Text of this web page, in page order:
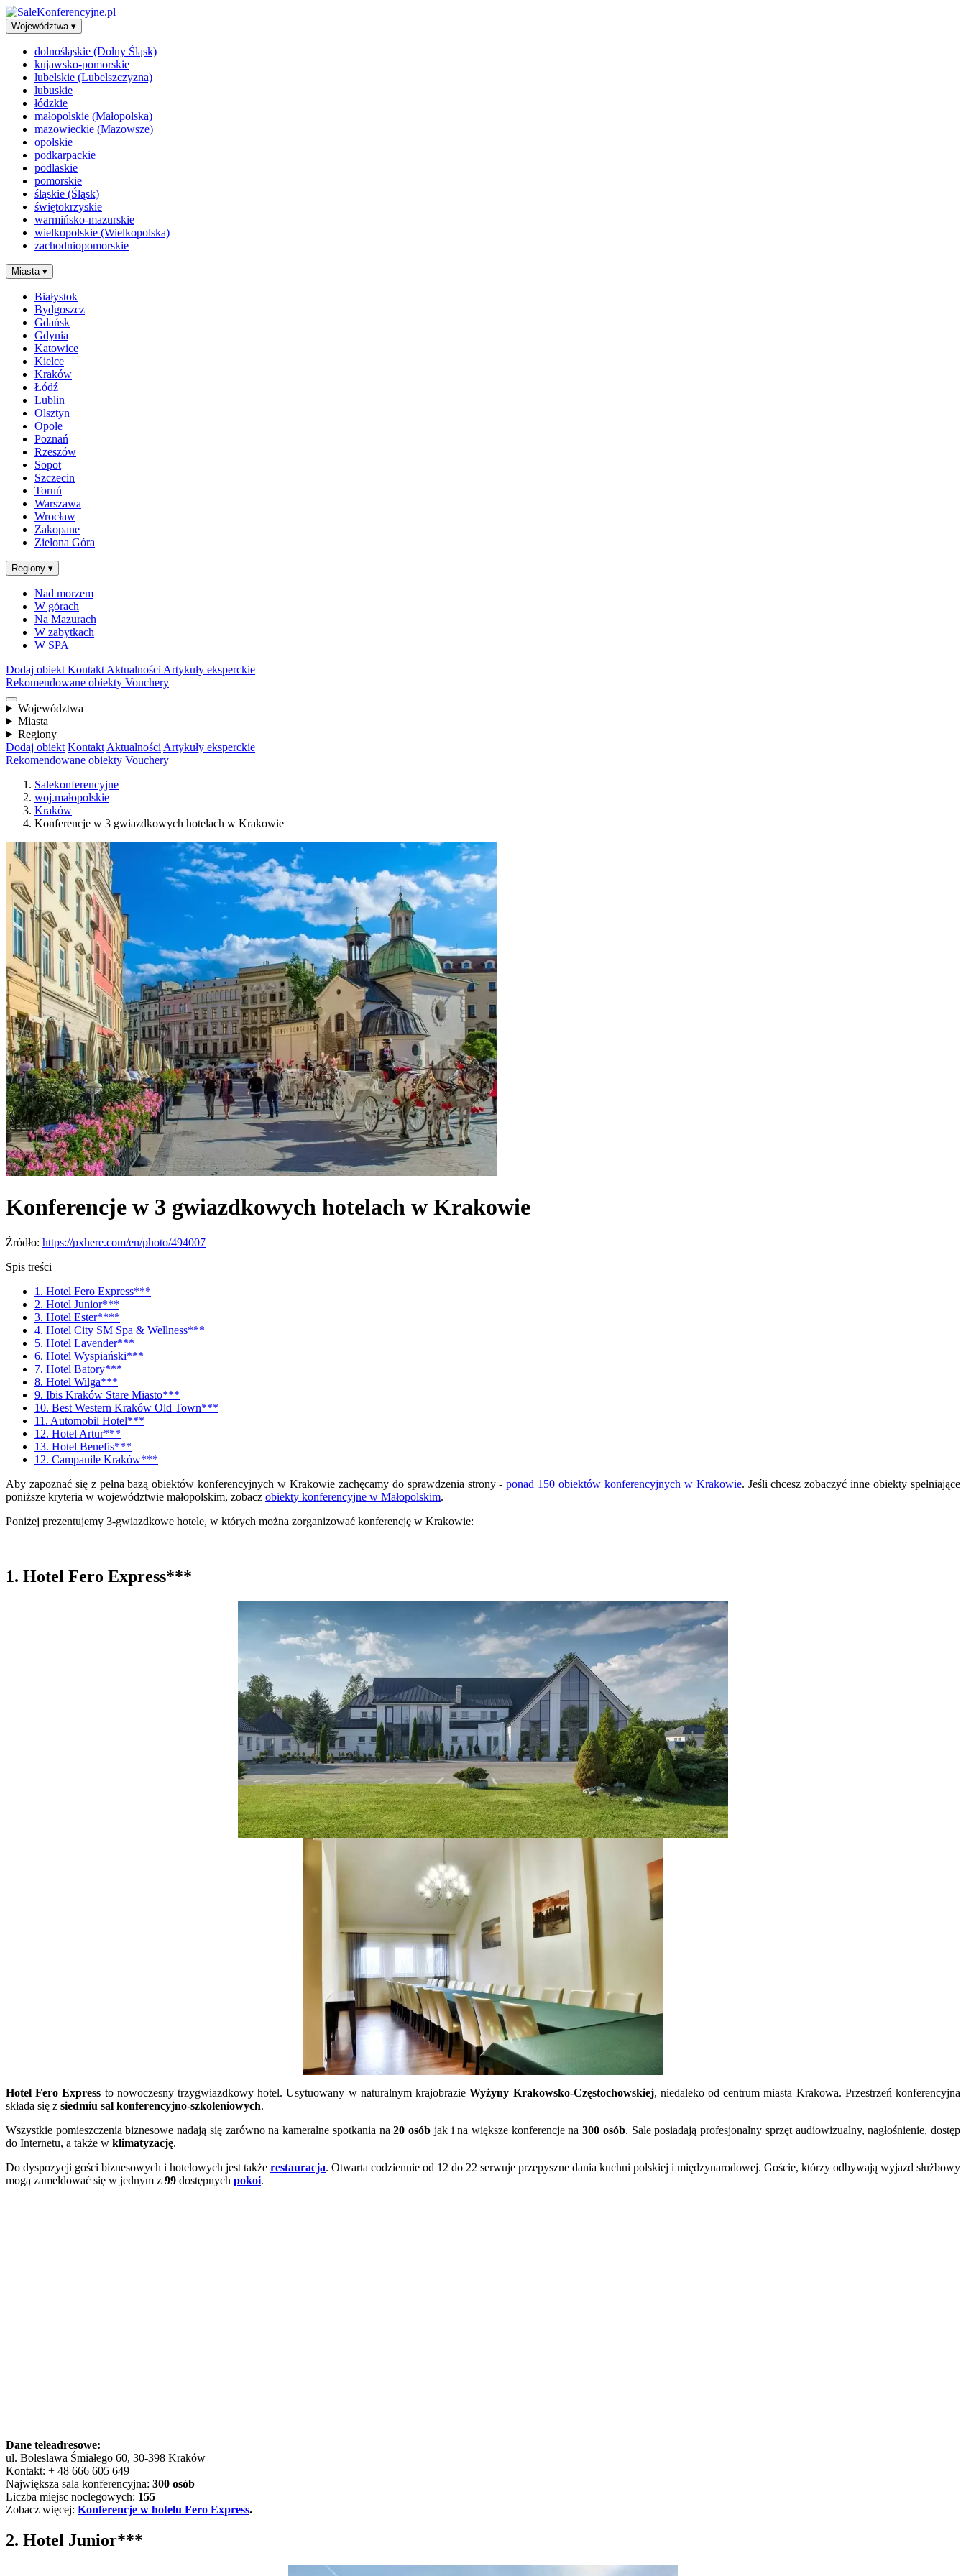
Województwa ▾
dolnośląskie (Dolny Śląsk)
kujawsko-pomorskie
lubelskie (Lubelszczyzna)
lubuskie
łódzkie
małopolskie (Małopolska)
mazowieckie (Mazowsze)
opolskie
podkarpackie
podlaskie
pomorskie
śląskie (Śląsk)
świętokrzyskie
warmińsko-mazurskie
wielkopolskie (Wielkopolska)
zachodniopomorskie
Miasta ▾
Białystok
Bydgoszcz
Gdańsk
Gdynia
Katowice
Kielce
Kraków
Łódź
Lublin
Olsztyn
Opole
Poznań
Rzeszów
Sopot
Szczecin
Toruń
Warszawa
Wrocław
Zakopane
Zielona Góra
Regiony ▾
Nad morzem
W górach
Na Mazurach
W zabytkach
W SPA
Dodaj obiekt Kontakt Aktualności Artykuły eksperckie
Rekomendowane obiekty Vouchery
Województwa
Miasta
Regiony
Dodaj obiekt Kontakt Aktualności Artykuły eksperckie
Rekomendowane obiekty Vouchery
Salekonferencyjne
woj.małopolskie
Kraków
Konferencje w 3 gwiazdkowych hotelach w Krakowie
Konferencje w 3 gwiazdkowych hotelach w Krakowie
Źródło: https://pxhere.com/en/photo/494007
Spis treści
1. Hotel Fero Express***
2. Hotel Junior***
3. Hotel Ester****
4. Hotel City SM Spa & Wellness***
5. Hotel Lavender***
6. Hotel Wyspiański***
7. Hotel Batory***
8. Hotel Wilga***
9. Ibis Kraków Stare Miasto***
10. Best Western Kraków Old Town***
11. Automobil Hotel***
12. Hotel Artur***
13. Hotel Benefis***
12. Campanile Kraków***
Aby zapoznać się z pełna bazą obiektów konferencyjnych w Krakowie zachęcamy do sprawdzenia strony -ponad 150 obiektów konferencyjnych w Krakowie. Jeśli chcesz zobaczyć inne obiekty spełniające
poniższe kryteria w województwie małopolskim, zobacz obiekty konferencyjne w Małopolskim.
Poniżej prezentujemy 3-gwiazdkowe hotele, w których można zorganizować konferencję w Krakowie:
1. Hotel Fero Express***
Hotel Fero Express to nowoczesny trzygwiazdkowy hotel. Usytuowany w naturalnym krajobrazieWyżyny Krakowsko-Częstochowskiej, niedaleko od centrum miasta Krakowa. Przestrzeń konferencyjna
składa się z siedmiu sal konferencyjno-szkoleniowych.
Wszystkie pomieszczenia biznesowe nadają się zarówno na kameralne spotkania na20 osób jak i na większe konferencje na300 osób. Sale posiadają profesjonalny sprzęt audiowizualny, nagłośnienie, dostęp
do Internetu, a także w klimatyzację.
Do dyspozycji gości biznesowych i hotelowych jest także restauracja. Otwarta codziennie od 12 do 22 serwuje przepyszne dania kuchni polskiej i międzynarodowej. Goście, którzy odbywają wyjazd służbowy
mogą zameldować się w jednym z 99 dostępnych pokoi.
Dane teleadresowe:
ul. Boleslawa Śmiałego 60, 30-398 Kraków
Kontakt: + 48 666 605 649
Największa sala konferencyjna: 300 osób
Liczba miejsc noclegowych: 155
Zobacz więcej: Konferencje w hotelu Fero Express.
2. Hotel Junior***